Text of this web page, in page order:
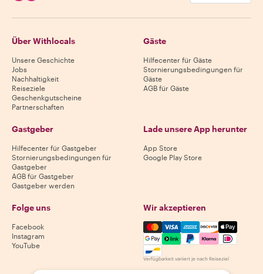
Über Withlocals
Unsere Geschichte
Jobs
Nachhaltigkeit
Reiseziele
Geschenkgutscheine
Partnerschaften
Gäste
Hilfecenter für Gäste
Stornierungsbedingungen für
Gäste
AGB für Gäste
Gastgeber
Hilfecenter für Gastgeber
Stornierungsbedingungen für
Gastgeber
AGB für Gastgeber
Gastgeber werden
Lade unsere App herunter
App Store
Google Play Store
Folge uns
Facebook
Instagram
YouTube
Wir akzeptieren
Mastercard, Visa, Amex,
Verfügbarkeit variiert je nach Reiseziel